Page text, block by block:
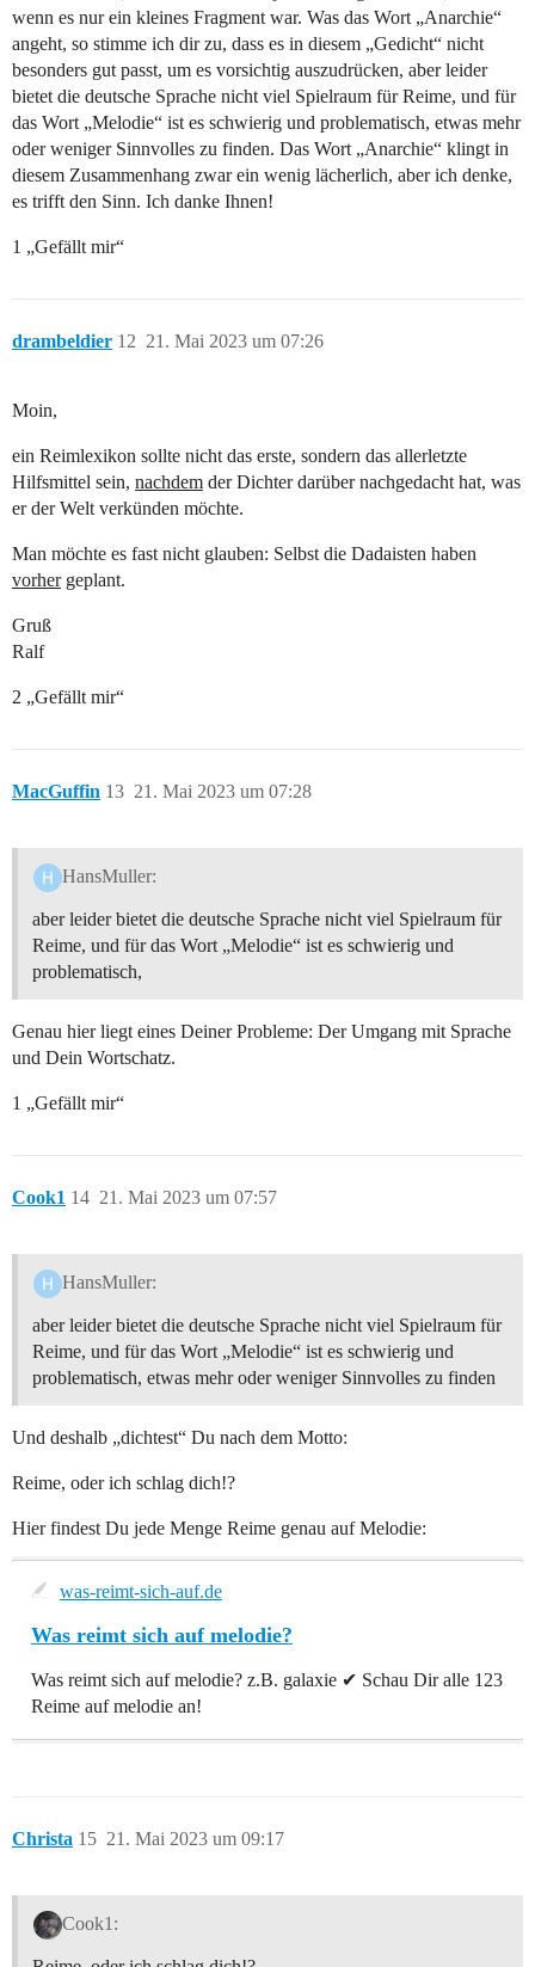
wenn es nur ein kleines Fragment war. Was das Wort „Anarchie“
angeht, so stimme ich dir zu, dass es in diesem „Gedicht“ nicht
besonders gut passt, um es vorsichtig auszudrücken, aber leider
bietet die deutsche Sprache nicht viel Spielraum für Reime, und für
das Wort „Melodie“ ist es schwierig und problematisch, etwas mehr
oder weniger Sinnvolles zu finden. Das Wort „Anarchie“ klingt in
diesem Zusammenhang zwar ein wenig lächerlich, aber ich denke,
es trifft den Sinn. Ich danke Ihnen!
1 „Gefällt mir“
drambeldier 21. Mai 2023 um 07:26
12
Moin,
ein Reimlexikon sollte nicht das erste, sondern das allerletzte
Hilfsmittel sein, nachdem der Dichter darüber nachgedacht hat, was
er der Welt verkünden möchte.
Man möchte es fast nicht glauben: Selbst die Dadaisten haben
vorhergeplant.
Gruß
Ralf
2 „Gefällt mir“
MacGuffin 21. Mai 2023 um 07:28
13
HansMuller:
aber leider bietet die deutsche Sprache nicht viel Spielraum für
Reime, und für das Wort „Melodie“ ist es schwierig und
problematisch,
Genau hier liegt eines Deiner Probleme: Der Umgang mit Sprache
und Dein Wortschatz.
1 „Gefällt mir“
Cook1 21. Mai 2023 um 07:57
14
HansMuller:
aber leider bietet die deutsche Sprache nicht viel Spielraum für
Reime, und für das Wort „Melodie“ ist es schwierig und
problematisch, etwas mehr oder weniger Sinnvolles zu finden
Und deshalb „dichtest“ Du nach dem Motto:
Reime, oder ich schlag dich!?
Hier findest Du jede Menge Reime genau auf Melodie:
was-reimt-sich-auf.de
Was reimt sich auf melodie?
Was reimt sich auf melodie? z.B. galaxie ✔ Schau Dir alle 123
Reime auf melodie an!
Christa 21. Mai 2023 um 09:17
15
Cook1: